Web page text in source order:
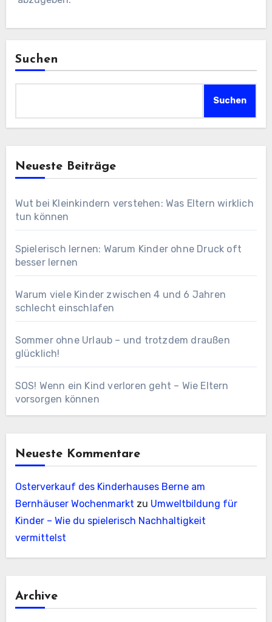
Suchen
Suchen
Neueste Beiträge
Wut bei Kleinkindern verstehen: Was Eltern wirklich
tun können
Spielerisch lernen: Warum Kinder ohne Druck oft
besser lernen
Warum viele Kinder zwischen 4 und 6 Jahren
schlecht einschlafen
Sommer ohne Urlaub – und trotzdem draußen
glücklich!
SOS! Wenn ein Kind verloren geht – Wie Eltern
vorsorgen können
Neueste Kommentare
Osterverkauf des Kinderhauses Berne am
Bernhäuser Wochenmarkt zu Umweltbildung für
Kinder – Wie du spielerisch Nachhaltigkeit
vermittelst
Archive